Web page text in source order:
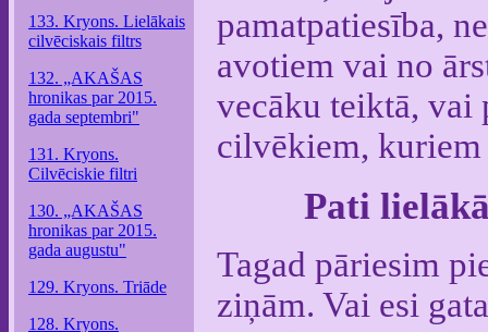
133. Kryons. Lielākais
cilvēciskais filtrs
132. „AKAŠAS
hronikas par 2015.
gada septembri"
131. Kryons.
Cilvēciskie filtri
130. „AKAŠAS
hronikas par 2015.
gada augustu"
129. Kryons. Triāde
128. Kryons.
pamatpatiesība,
avotiem vai no
vecāku teiktā, vai
cilvēkiem,
Pati
Tagad pāriesim
ziņām. Vai esi